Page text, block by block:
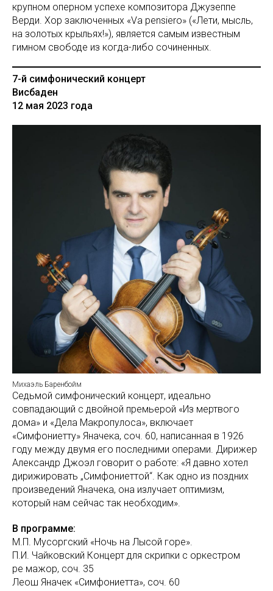
крупном оперном успехе композитора Джузеппе
Верди. Хор заключенных «Va pensiero» («Лети, мысль,
на золотых крыльях!»), является самым известным
гимном свободе из когда-либо сочиненных.
7-й симфонический концерт
Висбаден
12 мая 2023 года
Михаэль Баренбойм
Седьмой симфонический концерт, идеально
совпадающий с двойной премьерой «Из мертвого
дома» и «Дела Макропулоса», включает
«Симфониетту» Яначека, соч. 60, написанная в 1926
году между двумя его последними операми. Дирижер
Александр Джоэл говорит о работе: «Я давно хотел
дирижировать „Симфониеттой“. Как одно из поздних
произведений Яначека, она излучает оптимизм,
который нам сейчас так необходим».
В программе:
М.П. Мусоргский «Ночь на Лысой горе».
П.И. Чайковский Концерт для скрипки с оркестром
ре мажор, соч. 35
Леош Яначек «Симфониетта», соч. 60